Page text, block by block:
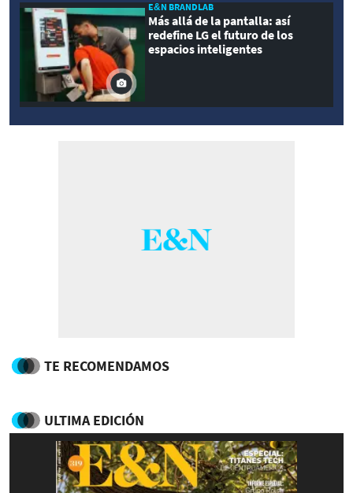
E&N BRANDLAB
Más allá de la pantalla: así
redefine LG el futuro de los
espacios inteligentes
TE RECOMENDAMOS
ULTIMA EDICIÓN